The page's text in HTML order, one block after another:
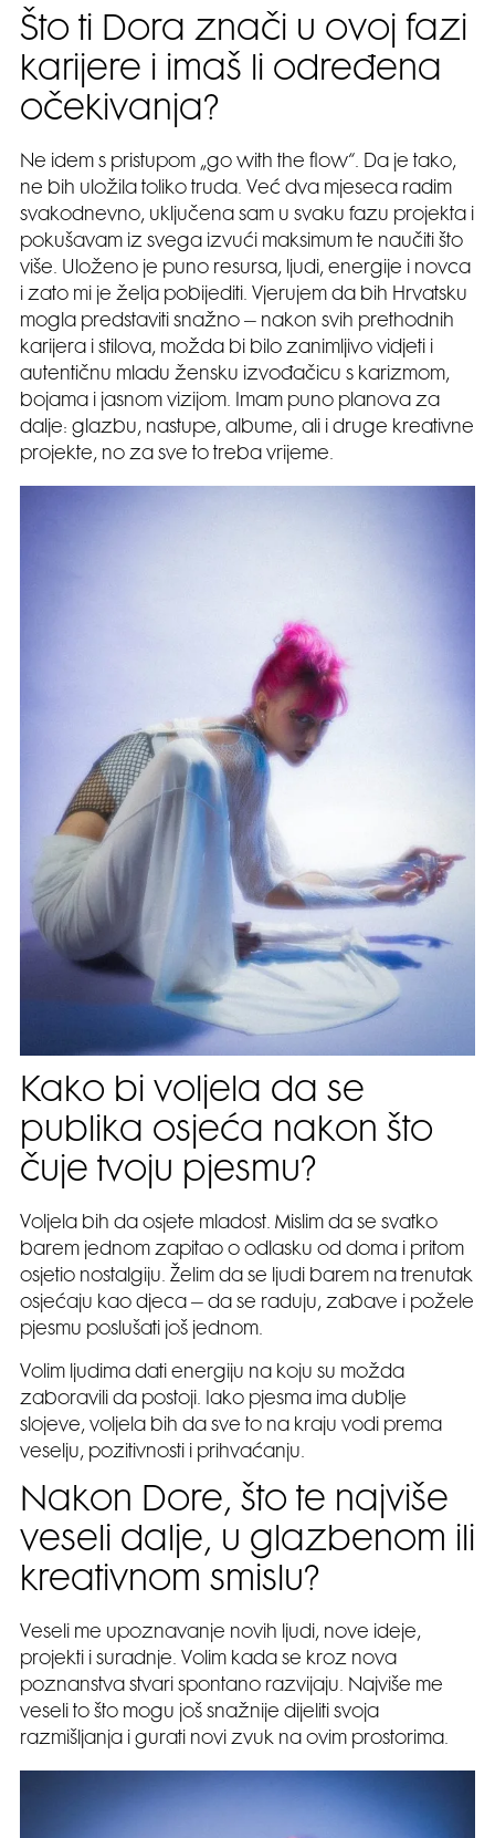
Što ti Dora znači u ovoj fazi
karijere i imaš li određena
očekivanja?
Ne idem s pristupom „go with the flow“. Da je tako,
ne bih uložila toliko truda. Već dva mjeseca radim
svakodnevno, uključena sam u svaku fazu projekta i
pokušavam iz svega izvući maksimum te naučiti što
više. Uloženo je puno resursa, ljudi, energije i novca
i zato mi je želja pobijediti. Vjerujem da bih Hrvatsku
mogla predstaviti snažno – nakon svih prethodnih
karijera i stilova, možda bi bilo zanimljivo vidjeti i
autentičnu mladu žensku izvođačicu s karizmom,
bojama i jasnom vizijom. Imam puno planova za
dalje: glazbu, nastupe, albume, ali i druge kreativne
projekte, no za sve to treba vrijeme.
Kako bi voljela da se
publika osjeća nakon što
čuje tvoju pjesmu?
Voljela bih da osjete mladost. Mislim da se svatko
barem jednom zapitao o odlasku od doma i pritom
osjetio nostalgiju. Želim da se ljudi barem na trenutak
osjećaju kao djeca – da se raduju, zabave i požele
pjesmu poslušati još jednom.
Volim ljudima dati energiju na koju su možda
zaboravili da postoji. Iako pjesma ima dublje
slojeve, voljela bih da sve to na kraju vodi prema
veselju, pozitivnosti i prihvaćanju.
Nakon Dore, što te najviše
veseli dalje, u glazbenom ili
kreativnom smislu?
Veseli me upoznavanje novih ljudi, nove ideje,
projekti i suradnje. Volim kada se kroz nova
poznanstva stvari spontano razvijaju. Najviše me
veseli to što mogu još snažnije dijeliti svoja
razmišljanja i gurati novi zvuk na ovim prostorima.